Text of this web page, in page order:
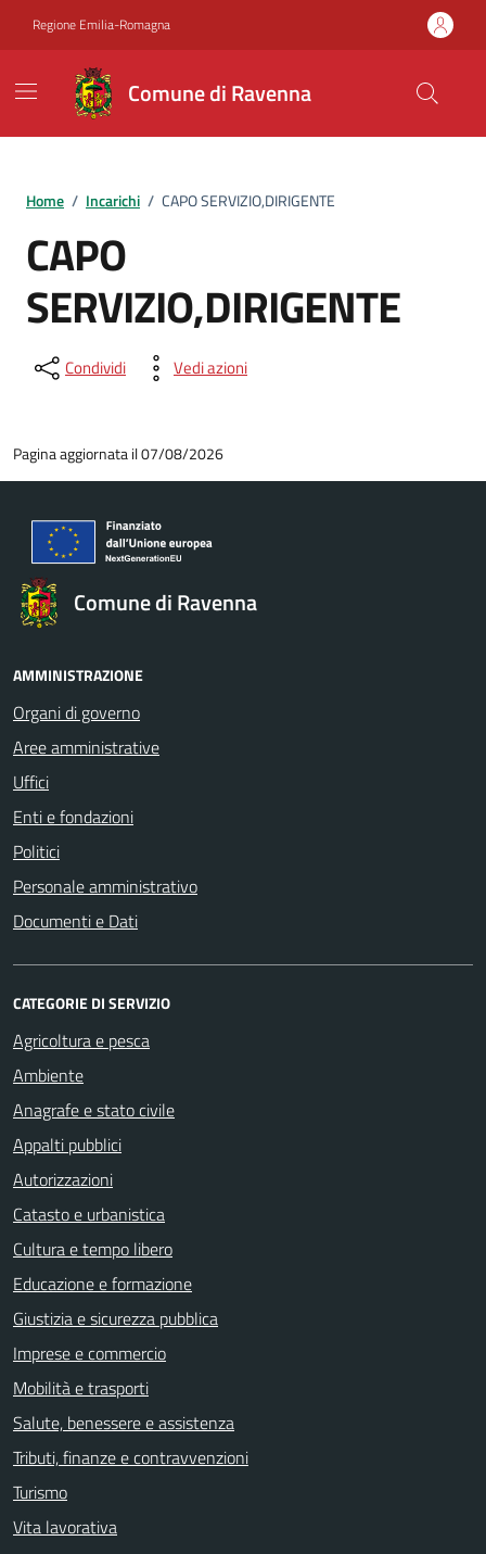
Regione Emilia-Romagna
Comune di Ravenna
Home / Incarichi / CAPO SERVIZIO,DIRIGENTE
CAPO
SERVIZIO,DIRIGENTE
Condividi Vedi azioni
Pagina aggiornata il 07/08/2026
Comune di Ravenna
AMMINISTRAZIONE
Organi di governo
Aree amministrative
Uffici
Enti e fondazioni
Politici
Personale amministrativo
Documenti e Dati
CATEGORIE DI SERVIZIO
Agricoltura e pesca
Ambiente
Anagrafe e stato civile
Appalti pubblici
Autorizzazioni
Catasto e urbanistica
Cultura e tempo libero
Educazione e formazione
Giustizia e sicurezza pubblica
Imprese e commercio
Mobilità e trasporti
Salute, benessere e assistenza
Tributi, finanze e contravvenzioni
Turismo
Vita lavorativa